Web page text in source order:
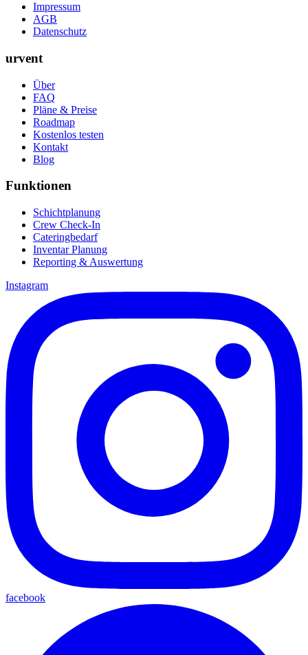
Impressum
AGB
Datenschutz
urvent
Über
FAQ
Pläne & Preise
Roadmap
Kostenlos testen
Kontakt
Blog
Funktionen
Schichtplanung
Crew Check-In
Cateringbedarf
Inventar Planung
Reporting & Auswertung
Instagram
facebook